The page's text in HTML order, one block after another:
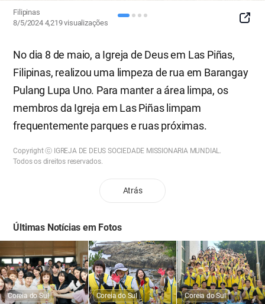
Filipinas
8/5/2024 4,219visualizações
SNS
No dia 8 de maio, a Igreja de Deus em Las Piñas,
Filipinas, realizou uma limpeza de rua em Barangay
Pulang Lupa Uno. Para manter a área limpa, os
membros da Igreja em Las Piñas limpam
frequentemente parques e ruas próximas.
Copyright ⓒ IGREJA DE DEUS SOCIEDADE MISSIONARIA MUNDIAL.
Todos os direitos reservados.
Atrás
Últimas Notícias em Fotos
Coreia do Sul Coreia do Sul Coreia do Sul